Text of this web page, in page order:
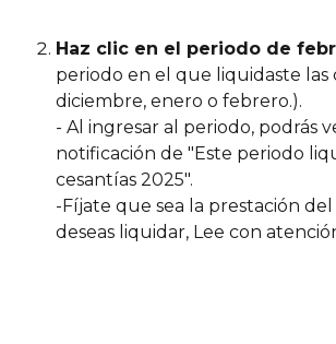
Haz clic en el periodo de
periodo en el que liquidaste las
diciembre, enero o febrero.).
- Al ingresar al periodo, podrás
notificación de "Este periodo
cesantías 2025".
-Fíjate que sea la prestación
deseas liquidar, Lee con